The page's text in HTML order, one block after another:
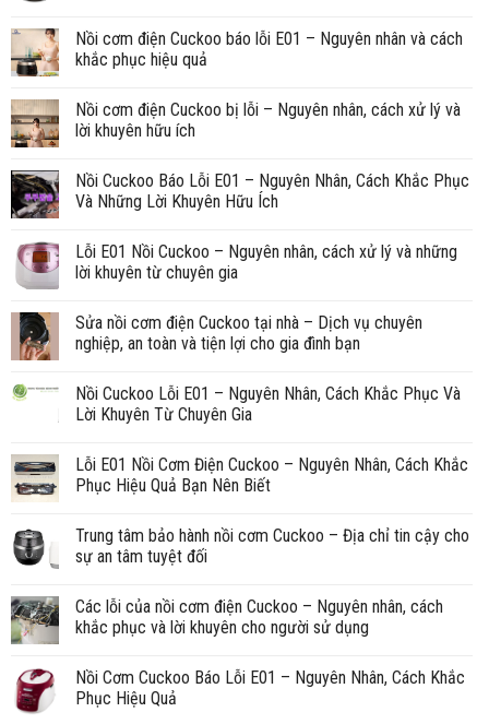
Nồi cơm điện Cuckoo báo lỗi E01 – Nguyên nhân và cách
khắc phục hiệu quả
Nồi cơm điện Cuckoo bị lỗi – Nguyên nhân, cách xử lý và
lời khuyên hữu ích
Nồi Cuckoo Báo Lỗi E01 – Nguyên Nhân, Cách Khắc Phục
Và Những Lời Khuyên Hữu Ích
Lỗi E01 Nồi Cuckoo – Nguyên nhân, cách xử lý và những
lời khuyên từ chuyên gia
Sửa nồi cơm điện Cuckoo tại nhà – Dịch vụ chuyên
nghiệp, an toàn và tiện lợi cho gia đình bạn
Nồi Cuckoo Lỗi E01 – Nguyên Nhân, Cách Khắc Phục Và
Lời Khuyên Từ Chuyên Gia
Lỗi E01 Nồi Cơm Điện Cuckoo – Nguyên Nhân, Cách Khắc
Phục Hiệu Quả Bạn Nên Biết
Trung tâm bảo hành nồi cơm Cuckoo – Địa chỉ tin cậy cho
sự an tâm tuyệt đối
Các lỗi của nồi cơm điện Cuckoo – Nguyên nhân, cách
khắc phục và lời khuyên cho người sử dụng
Nồi Cơm Cuckoo Báo Lỗi E01 – Nguyên Nhân, Cách Khắc
Phục Hiệu Quả